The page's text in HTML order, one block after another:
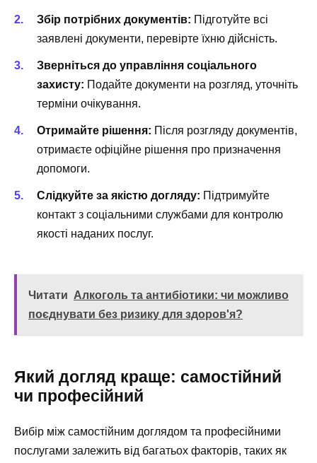
Збір потрібних документів: Підготуйте всі
заявлені документи, перевірте їхню дійсність.
Зверніться до управління соціального
захисту: Подайте документи на розгляд, уточніть
терміни очікування.
Отримайте рішення: Після розгляду документів,
отримаєте офіційне рішення про призначення
допомоги.
Слідкуйте за якістю догляду: Підтримуйте
контакт з соціальними службами для контролю
якості наданих послуг.
Читати Алкоголь та антибіотики: чи можливо
поєднувати без ризику для здоров'я?
Який догляд краще: самостійний
чи професійний
Вибір між самостійним доглядом та професійними
послугами залежить від багатьох факторів, таких як